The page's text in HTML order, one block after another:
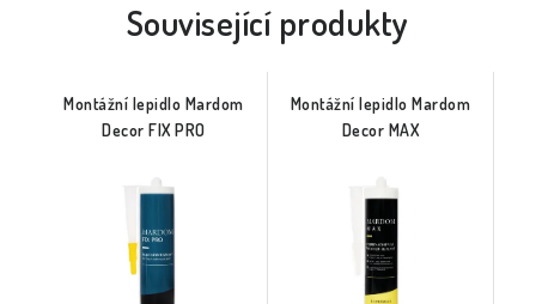
Související produkty
Montážní lepidlo Mardom
Decor FIX PRO
Montážní lepidlo Mardom
Decor MAX